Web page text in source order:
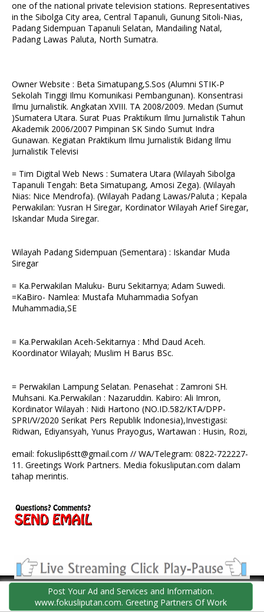
one of the national private television stations. Representatives
in the Sibolga City area, Central Tapanuli, Gunung Sitoli-Nias,
Padang Sidempuan Tapanuli Selatan, Mandailing Natal,
Padang Lawas Paluta, North Sumatra.
Owner Website : Beta Simatupang,S.Sos (Alumni STIK-P
Sekolah Tinggi Ilmu Komunikasi Pembangunan). Konsentrasi
Ilmu Jurnalistik. Angkatan XVIII. TA 2008/2009. Medan (Sumut
)Sumatera Utara. Surat Puas Praktikum Ilmu Jurnalistik Tahun
Akademik 2006/2007 Pimpinan SK Sindo Sumut Indra
Gunawan. Kegiatan Praktikum Ilmu Jurnalistik Bidang Ilmu
Jurnalistik Televisi
= Tim Digital Web News : Sumatera Utara (Wilayah Sibolga
Tapanuli Tengah: Beta Simatupang, Amosi Zega). (Wilayah
Nias: Nice Mendrofa). (Wilayah Padang Lawas/Paluta ; Kepala
Perwakilan: Yusran H Siregar, Kordinator Wilayah Arief Siregar,
Iskandar Muda Siregar.
Wilayah Padang Sidempuan (Sementara) : Iskandar Muda
Siregar
= Ka.Perwakilan Maluku- Buru Sekitarnya; Adam Suwedi.
=KaBiro- Namlea: Mustafa Muhammadia Sofyan
Muhammadia,SE
= Ka.Perwakilan Aceh-Sekitarnya : Mhd Daud Aceh.
Koordinator Wilayah; Muslim H Barus BSc.
= Perwakilan Lampung Selatan. Penasehat : Zamroni SH.
Muhsani. Ka.Perwakilan : Nazaruddin. Kabiro: Ali Imron,
Kordinator Wilayah : Nidi Hartono (NO.ID.582/KTA/DPP-
SPRI/V/2020 Serikat Pers Republik Indonesia),Investigasi:
Ridwan, Ediyansyah, Yunus Prayogus, Wartawan : Husin, Rozi,
email: fokuslip6stt@gmail.com // WA/Telegram: 0822-722227-
11. Greetings Work Partners. Media fokusliputan.com dalam
tahap merintis.
Post Your Ad and Services and Information.
www.fokusliputan.com. Greeting Partners Of Work